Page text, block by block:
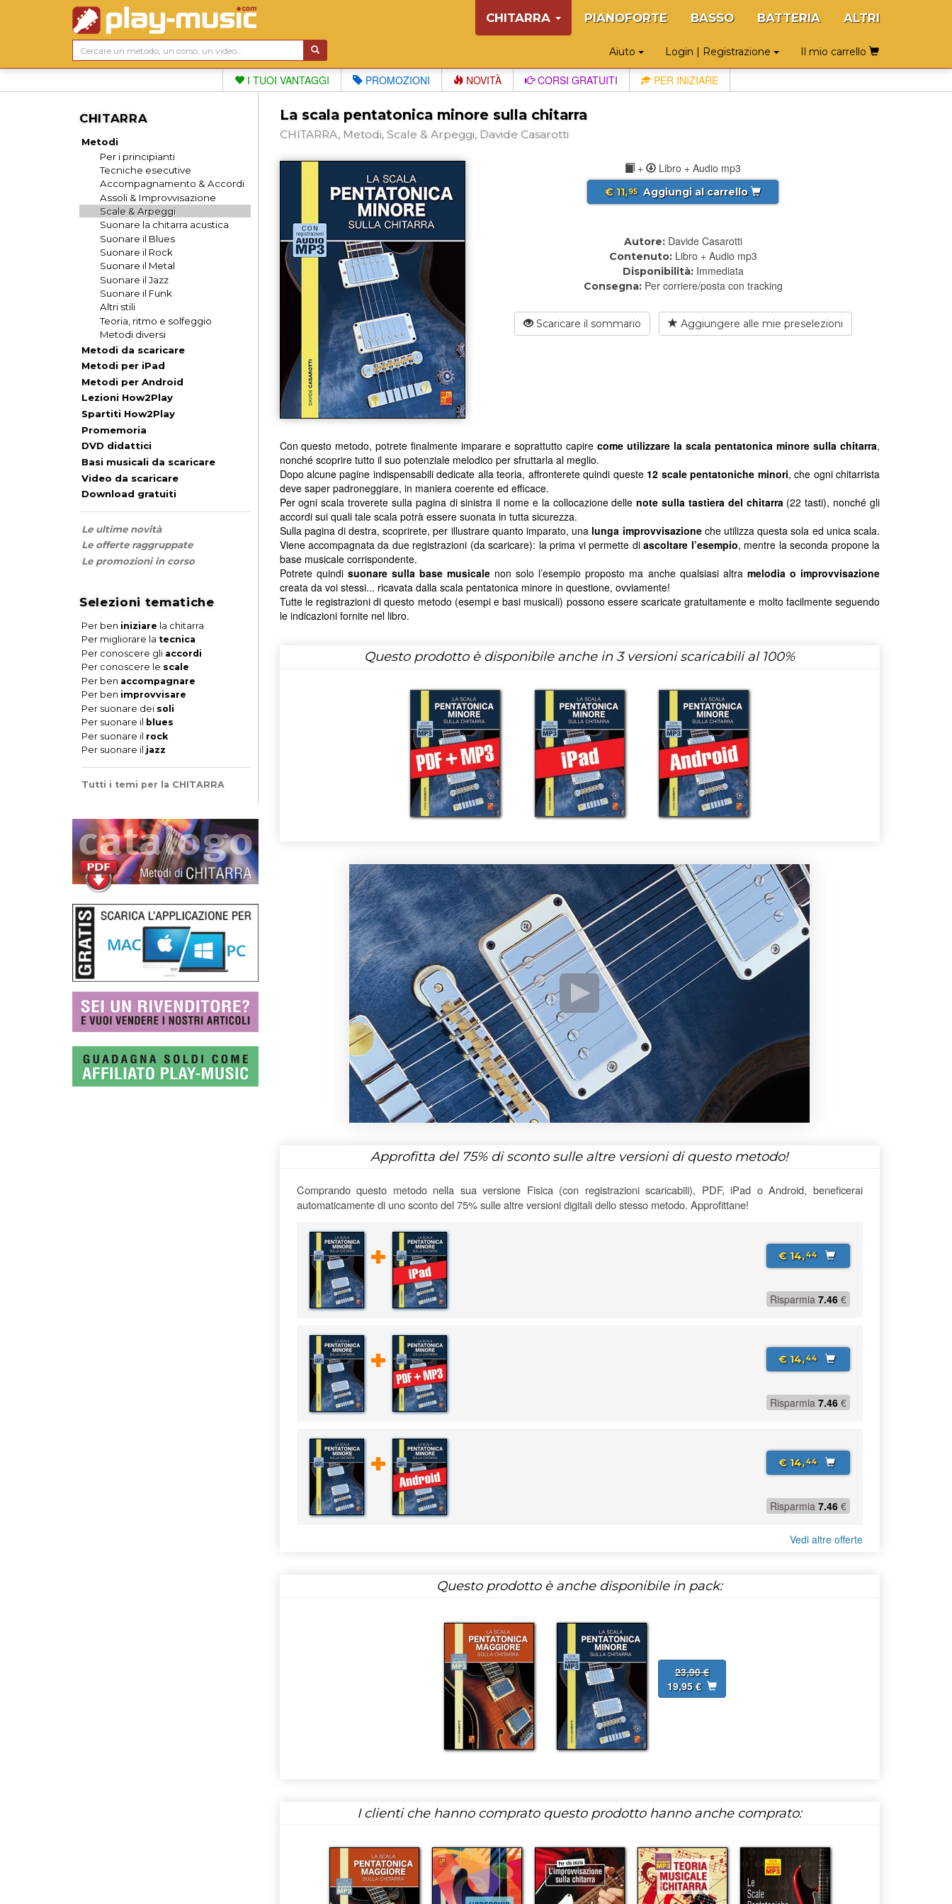
CHITARRA PIANOFORTE BASSO BATTERIA ALTRI
Aiuto Login | Registrazione Il mio carrello
I TUOI VANTAGGI PROMOZIONI NOVITÀ CORSI GRATUITI PER INIZIARE
CHITARRA
Metodi
Per i principianti
Tecniche esecutive
Accompagnamento & Accordi
Assoli & Improvvisazione
Scale & Arpeggi
Suonare la chitarra acustica
Suonare il Blues
Suonare il Rock
Suonare il Metal
Suonare il Jazz
Suonare il Funk
Altri stili
Teoria, ritmo e solfeggio
Metodi diversi
Metodi da scaricare
Metodi per iPad
Metodi per Android
Lezioni How2Play
Spartiti How2Play
Promemoria
DVD didattici
Basi musicali da scaricare
Video da scaricare
Download gratuiti
Le ultime novità
Le offerte raggruppate
Le promozioni in corso
Selezioni tematiche
Per ben iniziare la chitarra
Per migliorare la tecnica
Per conoscere gli accordi
Per conoscere le scale
Per ben accompagnare
Per ben improvvisare
Per suonare dei soli
Per suonare il blues
Per suonare il rock
Per suonare il jazz
Tutti i temi per la CHITARRA
La scala pentatonica minore sulla chitarra
CHITARRA, Metodi, Scale & Arpeggi, Davide Casarotti
+ Libro + Audio mp3
€ 11,95 Aggiungi al carrello
Autore: Davide Casarotti
Contenuto: Libro + Audio mp3
Disponibilità: Immediata
Consegna: Per corriere/posta con tracking
Scaricare il sommario Aggiungere alle mie preselezioni
Con questo metodo, potrete finalmente imparare e soprattutto capirecome utilizzare la scala pentatonica minore sulla chitarra,
nonché scoprire tutto il suo potenziale melodico per sfruttarla al meglio.
Dopo alcune pagine indispensabili dedicate alla teoria, affronterete quindi queste 12 scale pentatoniche minori, che ogni chitarrista
deve saper padroneggiare, in maniera coerente ed efficace.
Per ogni scala troverete sulla pagina di sinistra il nome e la collocazione dellenote sulla tastiera del chitarra (22 tasti), nonché gli
accordi sui quali tale scala potrà essere suonata in tutta sicurezza.
Sulla pagina di destra, scoprirete, per illustrare quanto imparato, una lunga improvvisazioneche utilizza questa sola ed unica scala.
Viene accompagnata da due registrazioni (da scaricare): la prima vi permette diascoltare l’esempio, mentre la seconda propone la
base musicale corrispondente.
Potrete quindi suonare sulla base musicalenon solo l’esempio proposto ma anche qualsiasi altra melodia o improvvisazione
creata da voi stessi... ricavata dalla scala pentatonica minore in questione, ovviamente!
Tutte le registrazioni di questo metodo (esempi e basi musicali) possono essere scaricate gratuitamente e molto facilmente seguendo
le indicazioni fornite nel libro.
Questo prodotto è disponibile anche in 3 versioni scaricabili al 100%
Approfitta del 75%di sconto sulle altre versioni di questo metodo!
Comprando questo metodo nella sua versione Fisica (con registrazioni scaricabili), PDF, iPad o Android, beneficerai
automaticamente di uno sconto del 75% sulle altre versioni digitali dello stesso metodo. Approfittane!
€ 14,44
Risparmia 7.46 €
€ 14,44
Risparmia 7.46 €
€ 14,44
Risparmia 7.46 €
Vedi altre offerte
Questo prodotto è anche disponibile in pack:
23,90 €
19,95 €
I clienti che hanno comprato questo prodotto hanno anche comprato: